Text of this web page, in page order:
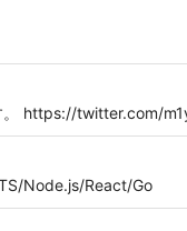
。 https://twitter.com/
Node.js/React/Go